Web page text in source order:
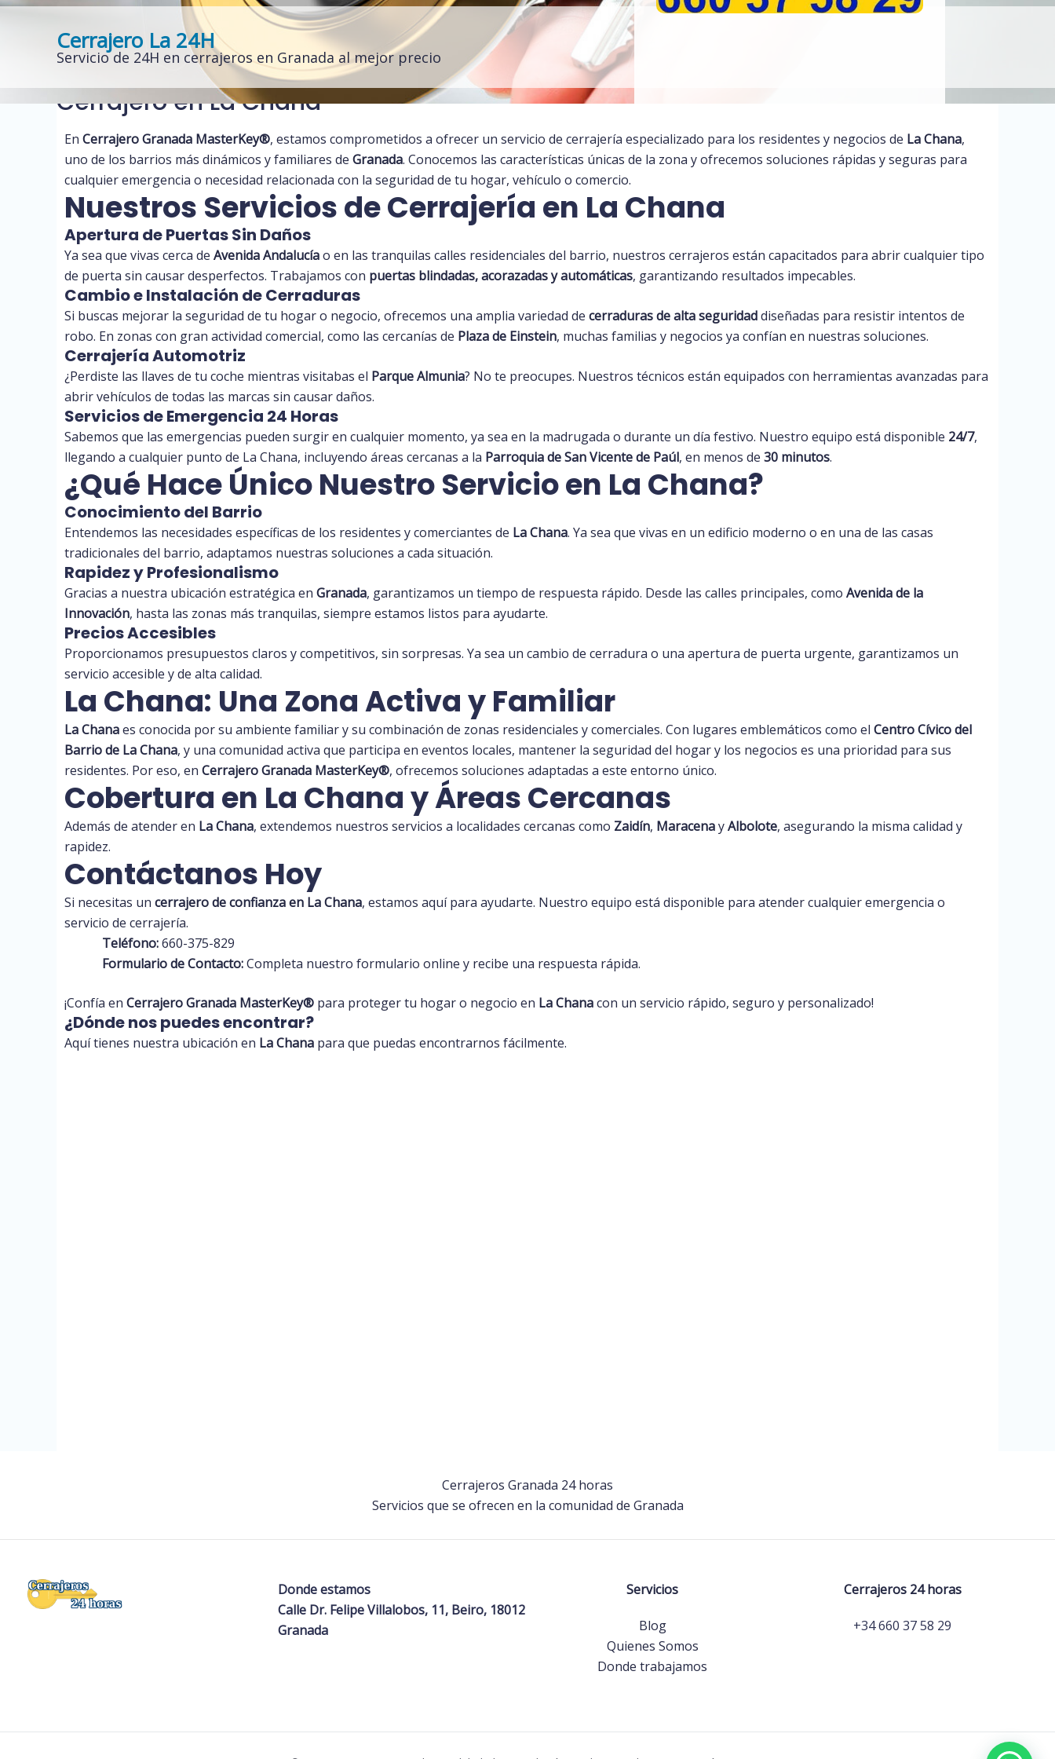
Cerrajero La 24H
Servicio de 24H en cerrajeros en Granada al mejor precio
Cerrajero en La Chana
En Cerrajero Granada MasterKey®️, estamos comprometidos a ofrecer un servicio de cerrajería especializado para los residentes y negocios de La Chana,
uno de los barrios más dinámicos y familiares de Granada. Conocemos las características únicas de la zona y ofrecemos soluciones rápidas y seguras para
cualquier emergencia o necesidad relacionada con la seguridad de tu hogar, vehículo o comercio.
Nuestros Servicios de Cerrajería en La Chana
Apertura de Puertas Sin Daños
Ya sea que vivas cerca de Avenida Andalucíao en las tranquilas calles residenciales del barrio, nuestros cerrajeros están capacitados para abrir cualquier tipo
de puerta sin causar desperfectos. Trabajamos con puertas blindadas, acorazadas y automáticas, garantizando resultados impecables.
Cambio e Instalación de Cerraduras
Si buscas mejorar la seguridad de tu hogar o negocio, ofrecemos una amplia variedad de cerraduras de alta seguridaddiseñadas para resistir intentos de
robo. En zonas con gran actividad comercial, como las cercanías de Plaza de Einstein, muchas familias y negocios ya confían en nuestras soluciones.
Cerrajería Automotriz
¿Perdiste las llaves de tu coche mientras visitabas el Parque Almunia? No te preocupes. Nuestros técnicos están equipados con herramientas avanzadas para
abrir vehículos de todas las marcas sin causar daños.
Servicios de Emergencia 24 Horas
Sabemos que las emergencias pueden surgir en cualquier momento, ya sea en la madrugada o durante un día festivo. Nuestro equipo está disponible 24/7,
llegando a cualquier punto de La Chana, incluyendo áreas cercanas a la Parroquia de San Vicente de Paúl, en menos de 30 minutos.
¿Qué Hace Único Nuestro Servicio en La Chana?
Conocimiento del Barrio
Entendemos las necesidades específicas de los residentes y comerciantes de La Chana. Ya sea que vivas en un edificio moderno o en una de las casas
tradicionales del barrio, adaptamos nuestras soluciones a cada situación.
Rapidez y Profesionalismo
Gracias a nuestra ubicación estratégica en Granada, garantizamos un tiempo de respuesta rápido. Desde las calles principales, como Avenida de la
Innovación, hasta las zonas más tranquilas, siempre estamos listos para ayudarte.
Precios Accesibles
Proporcionamos presupuestos claros y competitivos, sin sorpresas. Ya sea un cambio de cerradura o una apertura de puerta urgente, garantizamos un
servicio accesible y de alta calidad.
La Chana: Una Zona Activa y Familiar
La Chanaes conocida por su ambiente familiar y su combinación de zonas residenciales y comerciales. Con lugares emblemáticos como el Centro Cívico del
Barrio de La Chana, y una comunidad activa que participa en eventos locales, mantener la seguridad del hogar y los negocios es una prioridad para sus
residentes. Por eso, en Cerrajero Granada MasterKey®️, ofrecemos soluciones adaptadas a este entorno único.
Cobertura en La Chana y Áreas Cercanas
Además de atender en La Chana, extendemos nuestros servicios a localidades cercanas como Zaidín, MaracenayAlbolote, asegurando la misma calidad y
rapidez.
Contáctanos Hoy
Si necesitas un cerrajero de confianza en La Chana, estamos aquí para ayudarte. Nuestro equipo está disponible para atender cualquier emergencia o
servicio de cerrajería.
Teléfono:660-375-829
Formulario de Contacto:Completa nuestro formulario online y recibe una respuesta rápida.
¡Confía en Cerrajero Granada MasterKey®️ para proteger tu hogar o negocio en La Chanacon un servicio rápido, seguro y personalizado!
¿Dónde nos puedes encontrar?
Aquí tienes nuestra ubicación en La Chana para que puedas encontrarnos fácilmente.
Cerrajeros Granada 24 horas
Servicios que se ofrecen en la comunidad de Granada
Donde estamos
Calle Dr. Felipe Villalobos, 11, Beiro, 18012
Granada
Servicios
Blog
Quienes Somos
Donde trabajamos
Cerrajeros 24 horas
+34 660 37 58 29